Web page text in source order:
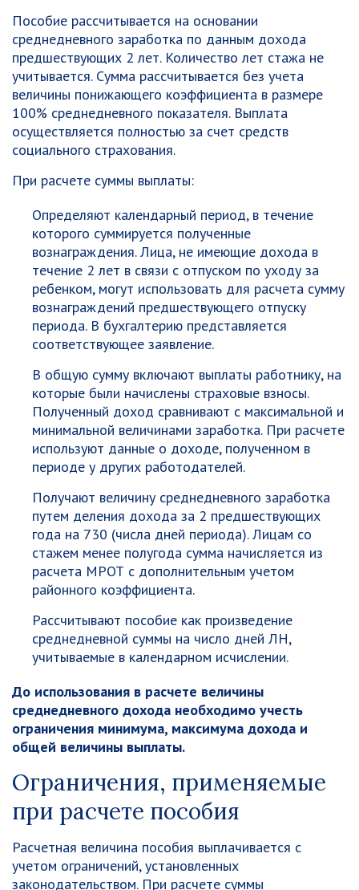
Пособие рассчитывается на основании
среднедневного заработка по данным дохода
предшествующих 2 лет. Количество лет стажа не
учитывается. Сумма рассчитывается без учета
величины понижающего коэффициента в размере
100% среднедневного показателя. Выплата
осуществляется полностью за счет средств
социального страхования.
При расчете суммы выплаты:
Определяют календарный период, в течение
которого суммируется полученные
вознаграждения. Лица, не имеющие дохода в
течение 2 лет в связи с отпуском по уходу за
ребенком, могут использовать для расчета сумму
вознаграждений предшествующего отпуску
периода. В бухгалтерию представляется
соответствующее заявление.
В общую сумму включают выплаты работнику, на
которые были начислены страховые взносы.
Полученный доход сравнивают с максимальной и
минимальной величинами заработка. При расчете
используют данные о доходе, полученном в
периоде у других работодателей.
Получают величину среднедневного заработка
путем деления дохода за 2 предшествующих
года на 730 (числа дней периода). Лицам со
стажем менее полугода сумма начисляется из
расчета МРОТ с дополнительным учетом
районного коэффициента.
Рассчитывают пособие как произведение
среднедневной суммы на число дней ЛН,
учитываемые в календарном исчислении.
До использования в расчете величины
среднедневного дохода необходимо учесть
ограничения минимума, максимума дохода и
общей величины выплаты.
Ограничения, применяемые
при расчете пособия
Расчетная величина пособия выплачивается с
учетом ограничений, установленных
законодательством. При расчете суммы